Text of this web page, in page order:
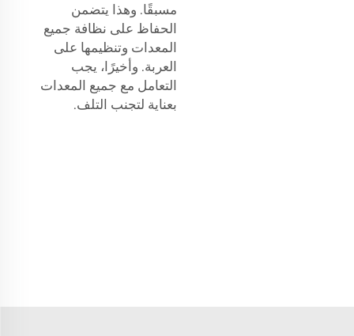
مسبقًا. وهذا يتضمن
الحفاظ على نظافة جميع
المعدات وتنظيمها على
العربة. وأخيرًا، يجب
التعامل مع جميع المعدات
بعناية لتجنب التلف.